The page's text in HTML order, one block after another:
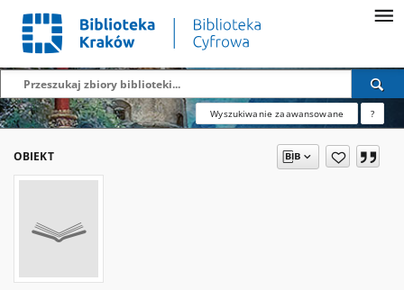
Wyszukiwanie zaawansowane ?
OBIEKT